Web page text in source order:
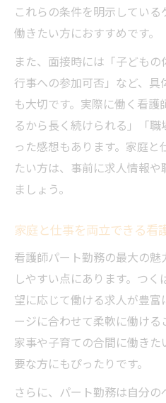
これらの条件を明示してい
働きたい方におすすめです。
また、面接時には「子ども
行事への参加可否」など、具
も大切です。実際に働く看
るから長く続けられる」「
った感想もあります。家庭
たい方は、事前に求人情報
ましょう。
家庭と仕事を両立できる看
看護師パート勤務の最大の
しやすい点にあります。つ
望に応じて働ける求人が豊
ージに合わせて柔軟に働ける
家事や子育ての合間に働き
要な方にもぴったりです。
さらに、パート勤務は自分